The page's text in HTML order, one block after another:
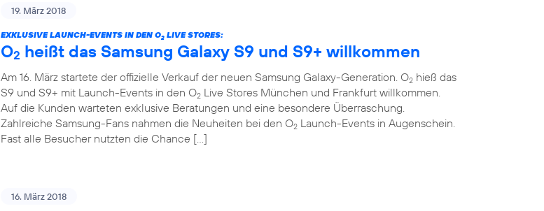
19. März 2018
EXKLUSIVE LAUNCH-EVENTS IN DEN O2 LIVE STORES:
O2 heißt das Samsung Galaxy S9 und S9+ willkommen
Am 16. März startete der offizielle Verkauf der neuen Samsung Galaxy-Generation. O2 hieß das
S9 und S9+ mit Launch-Events in den O2 Live Stores München und Frankfurt willkommen.
Auf die Kunden warteten exklusive Beratungen und eine besondere Überraschung.
Zahlreiche Samsung-Fans nahmen die Neuheiten bei den O2 Launch-Events in Augenschein.
Fast alle Besucher nutzten die Chance […]
16. März 2018